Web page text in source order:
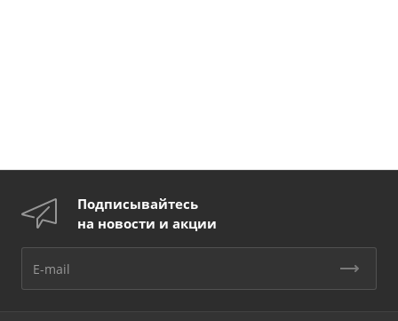
Подписывайтесь
на новости и акции